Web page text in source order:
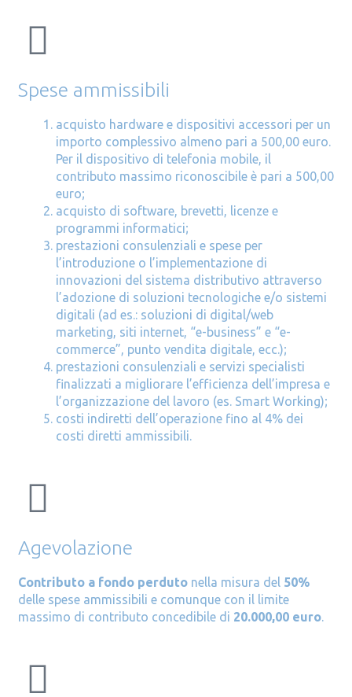
Spese ammissibili
acquisto hardware e dispositivi accessori per un
importo complessivo almeno pari a 500,00 euro.
Per il dispositivo di telefonia mobile, il
contributo massimo riconoscibile è pari a 500,00
euro;
acquisto di software, brevetti, licenze e
programmi informatici;
prestazioni consulenziali e spese per
l’introduzione o l’implementazione di
innovazioni del sistema distributivo attraverso
l’adozione di soluzioni tecnologiche e/o sistemi
digitali (ad es.: soluzioni di digital/web
marketing, siti internet, “e-business” e “e-
commerce”, punto vendita digitale, ecc.);
prestazioni consulenziali e servizi specialisti
finalizzati a migliorare l’efficienza dell’impresa e
l’organizzazione del lavoro (es. Smart Working);
costi indiretti dell’operazione fino al 4% dei
costi diretti ammissibili.
Agevolazione
Contributo a fondo perduto nella misura del 50%
delle spese ammissibili e comunque con il limite
massimo di contributo concedibile di 20.000,00 euro.